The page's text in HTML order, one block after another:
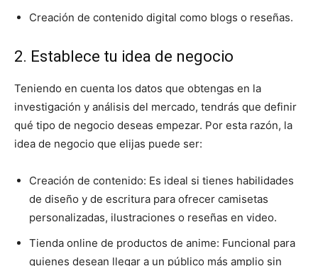
Creación de contenido digital como blogs o reseñas.
2. Establece tu idea de negocio
Teniendo en cuenta los datos que obtengas en la
investigación y análisis del mercado, tendrás que definir
qué tipo de negocio deseas empezar. Por esta razón, la
idea de negocio que elijas puede ser:
Creación de contenido: Es ideal si tienes habilidades
de diseño y de escritura para ofrecer camisetas
personalizadas, ilustraciones o reseñas en video.
Tienda online de productos de anime: Funcional para
quienes desean llegar a un público más amplio sin